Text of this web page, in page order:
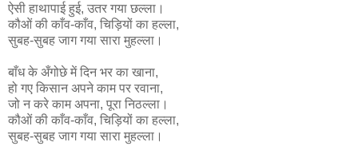
ऐसी हाथापाई हुई, उतर गया छल्ला।
कौओं की काँव-काँव, चिड़ियों का हल्ला,
सुबह-सुबह जाग गया सारा मुहल्ला।
बाँध के अँगोछे में दिन भर का खाना,
हो गए किसान अपने काम पर रवाना,
जो न करे काम अपना, पूरा निठल्ला।
कौओं की काँव-काँव, चिड़ियों का हल्ला,
सुबह-सुबह जाग गया सारा मुहल्ला।